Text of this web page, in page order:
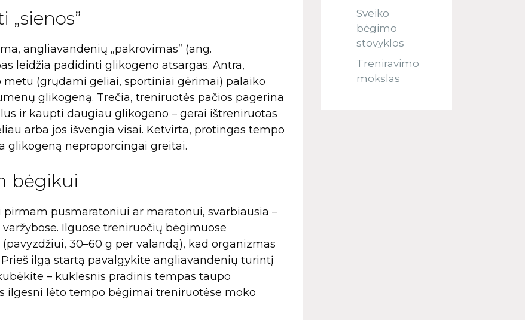
angliavandenių „pakrovimas” (ang.
leidžia padidinti glikogeno atsargas. Antra,
(grųdami geliai, sportiniai gėrimai) palaiko
glikogeną. Trečia, treniruotės pačios pagerina
ir kaupti daugiau glikogeno – gerai ištreniruotas
arba jos išvengia visai. Ketvirta, protingas tempo
glikogeną neproporcingai greitai.
bėgikui
pusmaratoniui ar maratonui, svarbiausia –
Ilguose treniruočių bėgimuose
30–60 g per valandą), kad organizmas
ilgą startą pavalgykite angliavandenių turintį
– kuklesnis pradinis tempas taupo
ilgesni lėto tempo bėgimai treniruotėse moko
Sveiko
bėgimo
stovyklos
Treniravimo
mokslas